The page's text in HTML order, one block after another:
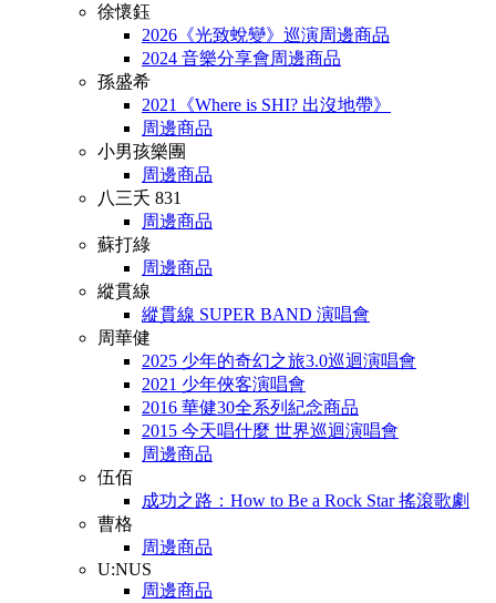
徐懷鈺
2026《光致蛻變》巡演周邊商品
2024 音樂分享會周邊商品
孫盛希
2021《Where is SHI? 出沒地帶》
周邊商品
小男孩樂團
周邊商品
八三夭 831
周邊商品
蘇打綠
周邊商品
縱貫線
縱貫線 SUPER BAND 演唱會
周華健
2025 少年的奇幻之旅3.0巡迴演唱會
2021 少年俠客演唱會
2016 華健30全系列紀念商品
2015 今天唱什麼 世界巡迴演唱會
周邊商品
伍佰
成功之路：How to Be a Rock Star 搖滾歌劇
曹格
周邊商品
U:NUS
周邊商品